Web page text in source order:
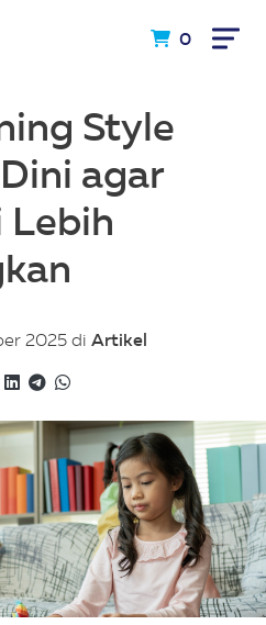
0
Style
agar
Lebih
2025 di Artikel